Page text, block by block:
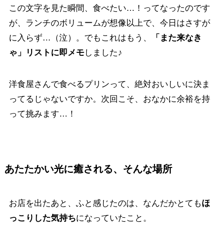
この文字を見た瞬間、食べたい…！ってなったのです
が、ランチのボリュームが想像以上で、今日はさすが
に入らず…（泣）。でもこれはもう、
「また来なき
ゃ」リストに即メモしました♪
洋食屋さんで食べるプリンって、絶対おいしいに決ま
ってるじゃないですか。次回こそ、おなかに余裕を持
って挑みます…！
あたたかい光に癒される、そんな場所
お店を出たあと、ふと感じたのは、なんだかとてもほ
っこりした気持ちになっていたこと。